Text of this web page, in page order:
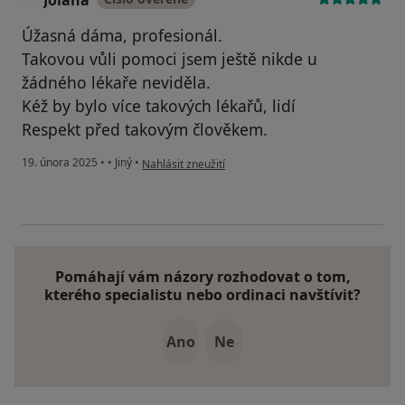
Úžasná dáma, profesionál.
Takovou vůli pomoci jsem ještě nikde u
žádného lékaře neviděla.
Kéž by bylo více takových lékařů, lidí
Respekt před takovým člověkem.
19. února 2025 • • Jiný • podle názoru uživatele Jolana
Nahlásit zneužití
Pomáhají vám názory rozhodovat o tom,
kterého specialistu nebo ordinaci navštívit?
Ano Ne